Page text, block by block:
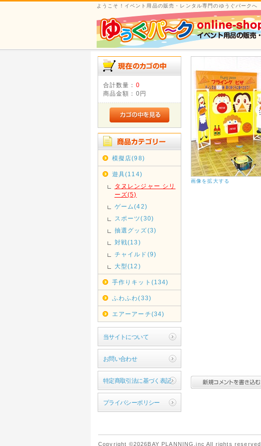
ようこそ！イベント用品の販売・レンタル専門のゆうぐパークへ
合計数量： 0
商品金額： 0円
模擬店(98)
遊具(114)
タヌレンジャー シリ
ーズ(5)
ゲーム(42)
スポーツ(30)
抽選グッズ(3)
対戦(13)
チャイルド(9)
大型(12)
手作りキット(134)
ふわふわ(33)
エアーアーチ(34)
当サイトについて
お問い合わせ
特定商取引法に基づく表記
プライバシーポリシー
画像を拡大する
Copyright ©2026BAY PLANNING.inc All rights reserved.